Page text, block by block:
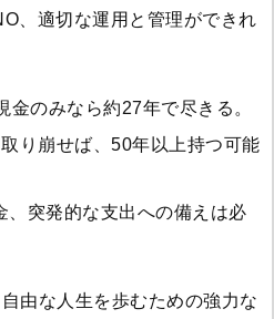
、適切な運用と管理ができれ
金のみなら約27年で尽きる。
り崩せば、50年以上持つ可能
、突発的な支出への備えは必
由な人生を歩むための強力な